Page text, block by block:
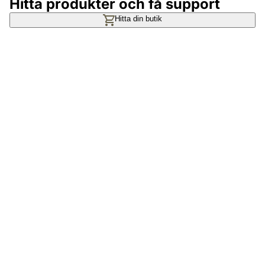
Hitta produkter och få support
Hitta din butik